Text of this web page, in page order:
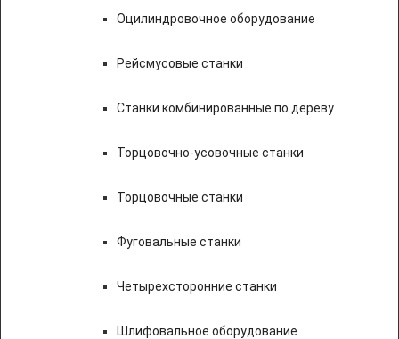
Оцилиндровочное оборудование
Рейсмусовые станки
Станки комбинированные по дереву
Торцовочно-усовочные станки
Торцовочные станки
Фуговальные станки
Четырехсторонние станки
Шлифовальное оборудование